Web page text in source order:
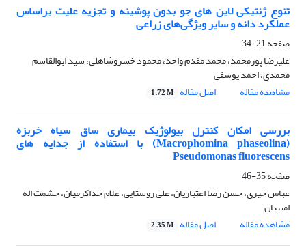
تنوع ژنتیکی لاین های جو بدون پوشینه و تجزیه علیت براساس
عملکرد دانه و سایر ویژگی‌های زراعی
صفحه21-34
علیرضا پورمحمد، محمد مقدم واحد، محمود خسروشاهلی، سید ابوالقاسم
محمدی، احمد یوسفی
مشاهده مقاله
اصل مقاله 1.72 M
بررسی امکان کنترل بیولوژیک بیماری ساق سیاه خربزه
(Macrophomina phaseolina) با استفاده از جدایه های
Pseudomonas fluorescens
صفحه35-46
عباس خیری، حسن رضا اعتباریان، علی روستایی، غلام خداکرمیان، حشمت اله
امینیان
مشاهده مقاله
اصل مقاله 2.35 M